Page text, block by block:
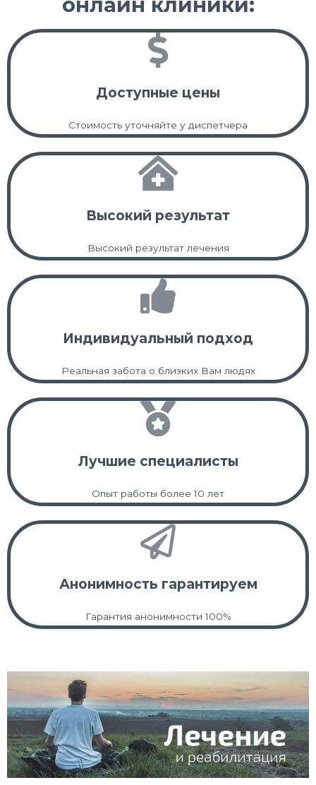
Доступные цены
Стоимость уточняйте у диспетчера
Высокий результат
Высокий результат лечения
Индивидуальный подход
Реальная забота о близких Вам людях
Лучшие специалисты
Опыт работы более 10 лет
Анонимность гарантируем
Гарантия анонимности 100%